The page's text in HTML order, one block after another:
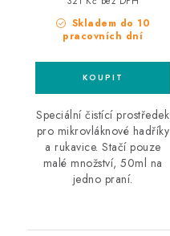
Skladem do 10
pracovních dní
Speciální čistící prostředek
pro mikrovláknové hadříky
a rukavice. Stačí pouze
malé množství, 50ml na
jedno praní.